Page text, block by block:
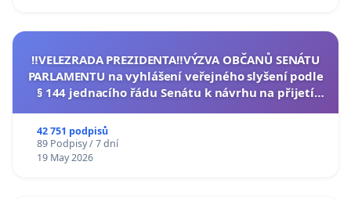
‼️VELEZRADA PREZIDENTA‼️VÝZVA OBČANŮ SENÁTU
PARLAMENTU na vyhlášení veřejného slyšení podle
§ 144 jednacího řádu Senátu k návrhu na přijetí
42 751 podpisů
89 Podpisy / 7 dní
19 May 2026